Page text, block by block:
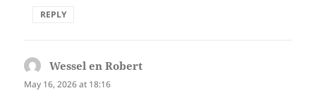
REPLY
Wessel en Robert
May 16, 2026 at 18:16